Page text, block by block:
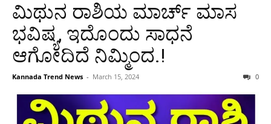
ಮಿಥುನ ರಾಶಿಯ ಮಾರ್ಚ್ ಮಾಸ
ಭವಿಷ್ಯ, ಇದೊಂದು ಸಾಧನೆ
ಆಗೋದಿದೆ ನಿಮ್ಮಿಂದ.!
Kannada Trend News - March 15, 2024 0